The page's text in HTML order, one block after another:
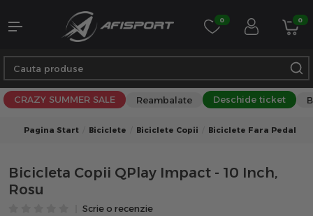
0 0
CRAZY SUMMER SALE Reambalate Deschide ticket
Pagina Start Biciclete Biciclete Copii Biciclete Fara Pedale
Bicicleta Copii QPlay Impact - 10 Inch,
Rosu
Scrie o recenzie